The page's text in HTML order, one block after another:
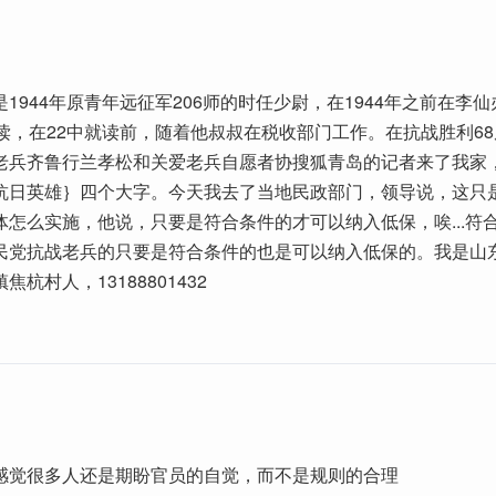
1944年原青年远征军206师的时任少尉，在1944年之前在李
，在22中就读前，随着他叔叔在税收部门工作。在抗战胜利
兵齐鲁行兰孝松和关爱老兵自愿者协搜狐青岛的记者来了我家
日英雄｝四个大字。今天我去了当地民政部门，领导说，这只
怎么实施，他说，只要是符合条件的才可以纳入低保，唉...符
党抗战老兵的只要是符合条件的也是可以纳入低保的。我是山
焦杭村人，13188801432
觉很多人还是期盼官员的自觉，而不是规则的合理